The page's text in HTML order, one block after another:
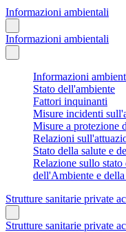
Informazioni ambientali
Informazioni ambientali
Informazioni
Stato dell'ambiente
Fattori inquinanti
Misure incidenti
Misure a protezione
Relazioni
Stato della salute e
Relazione sullo
dell'Ambiente e
Strutture sanitarie private
Strutture sanitarie private